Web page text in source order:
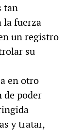
tan
la fuerza
un registro
su
en otro
de poder
y tratar,